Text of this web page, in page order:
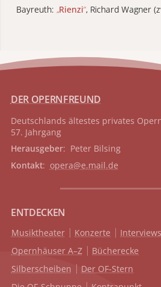
Bayreuth: „Rienzi“, Richard Wagner
DER OPERNFREUND
Deutschlands ältestes privates
57. Jahrgang
Herausgeber: Peter Bilsing
Kontakt: opera@e.mail.de
ENTDECKEN
Musiktheater Konzerte
Interviews
Opernhäuser A–Z
Bücherecke
Silberscheiben
Der OF-Stern